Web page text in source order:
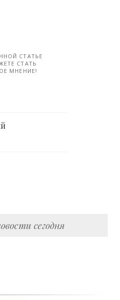
СТАТЬЕ
СТАТЬ
МНЕНИЕ!
сегодня